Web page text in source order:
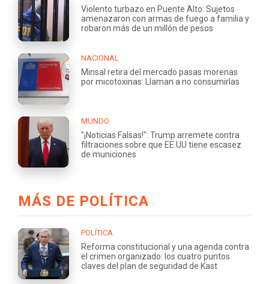
Violento turbazo en Puente Alto: Sujetos
amenazaron con armas de fuego a familia y
robaron más de un millón de pesos
NACIONAL
Minsal retira del mercado pasas morenas
por micotoxinas: Llaman a no consumirlas
MUNDO
"¡Noticias Falsas!": Trump arremete contra
filtraciones sobre que EE.UU tiene escasez
de municiones
MÁS DE POLÍTICA
POLÍTICA
Reforma constitucional y una agenda contra
el crimen organizado: los cuatro puntos
claves del plan de seguridad de Kast